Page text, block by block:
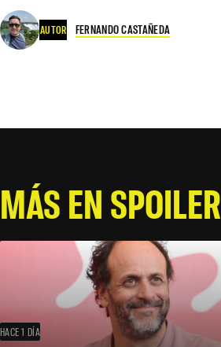
AUTOR FERNANDO CASTAÑEDA
MÁS EN SPOILER
HACE 1 DÍA